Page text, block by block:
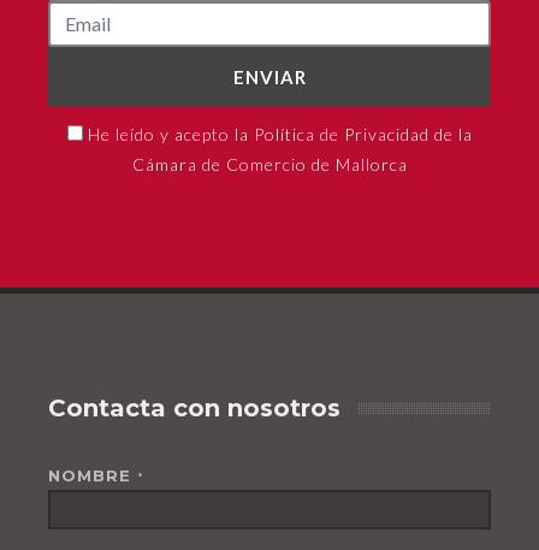
ENVIAR
He leído y acepto la Política de Privacidad de la
Cámara de Comercio de Mallorca
Contacta con nosotros
NOMBRE *